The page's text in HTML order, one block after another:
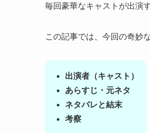
毎回豪華なキャストが出演
この記事では、今回の奇妙
出演者（キャスト）
あらすじ・元ネタ
ネタバレと結末
考察